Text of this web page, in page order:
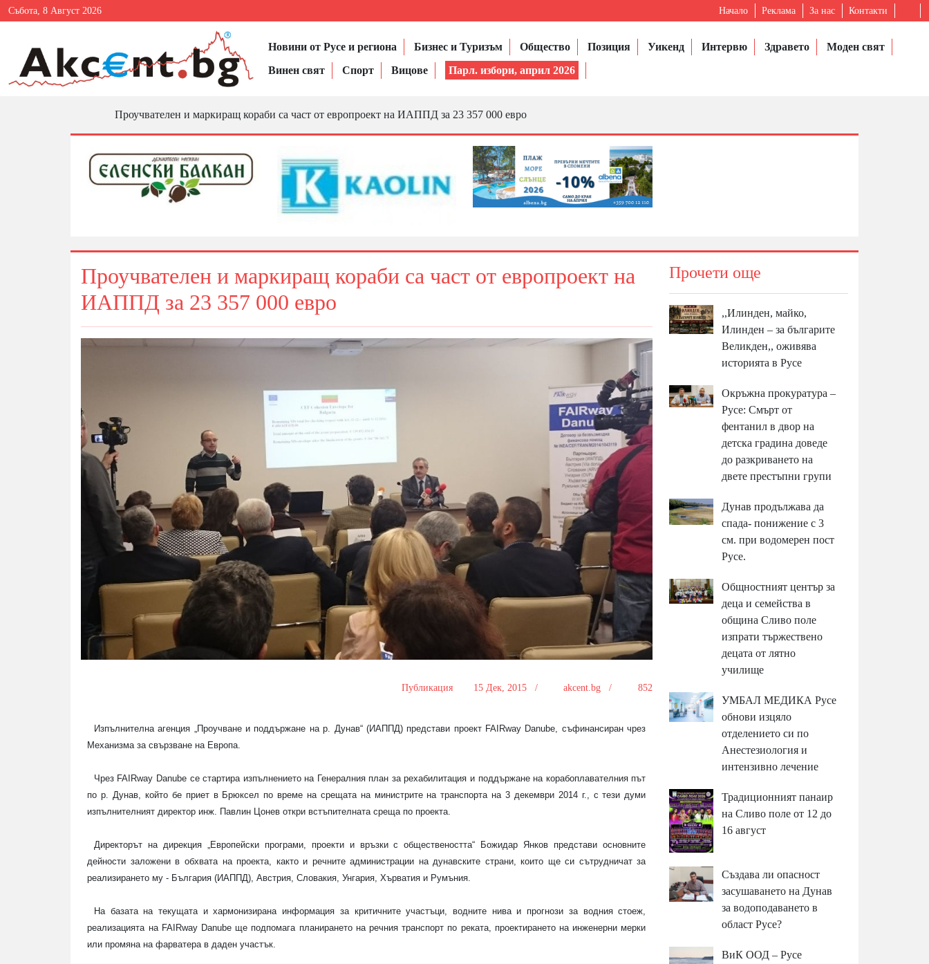
Събота, 8 Август 2026 Начало Реклама За нас Контакти
Новини от Русе и региона Бизнес и Туризъм Общество Позиция Уикенд Интервю Здравето
Моден свят
Винен свят
Спорт Вицове Парл. избори, април 2026
Проучвателен и маркиращ кораби са част от европроект на ИАППД за 23 357 000 евро
Проучвателен и маркиращ кораби са част от европроект на
ИАППД за 23 357 000 евро
Публикация 15 Дек, 2015 / akcent.bg / 852
Изпълнителна агенция „Проучване и поддържане на р. Дунав“ (ИАППД) представи проект FAIRway Danube, съфинансиран чрез
Механизма за свързване на Европа.
Чрез FAIRway Danube се стартира изпълнението на Генералния план за рехабилитация и поддържане на корабоплавателния път
по р. Дунав, който бе приет в Брюксел по време на срещата на министрите на транспорта на 3 декември 2014 г., с тези думи
изпълнителният директор инж. Павлин Цонев откри встъпителната среща по проекта.
Директорът на дирекция „Европейски програми, проекти и връзки с обществеността“ Божидар Янков представи основните
дейности заложени в обхвата на проекта, както и речните администрации на дунавските страни, които ще си сътрудничат за
реализирането му - България (ИАППД), Австрия, Словакия, Унгария, Хърватия и Румъния.
На базата на текущата и хармонизирана информация за критичните участъци, водните нива и прогнози за водния стоеж,
реализацията на FAIRway Danube ще подпомага планирането на речния транспорт по реката, проектирането на инженерни мерки
или промяна на фарватера в даден участък.
Прочети още
,,Илинден, майко,
Илинден – за българите
Великден,, оживява
историята в Русе
Окръжна прокуратура –
Русе: Смърт от
фентанил в двор на
детска градина доведе
до разкриването на
двете престъпни групи
Дунав продължава да
спада- понижение с 3
см. при водомерен пост
Русе.
Общностният център за
деца и семейства в
община Сливо поле
изпрати тържествено
децата от лятно
училище
УМБАЛ МЕДИКА Русе
обнови изцяло
отделението си по
Анестезиология и
интензивно лечение
Традиционният панаир
на Сливо поле от 12 до
16 август
Създава ли опасност
засушаването на Дунав
за водоподаването в
област Русе?
ВиК ООД – Русе